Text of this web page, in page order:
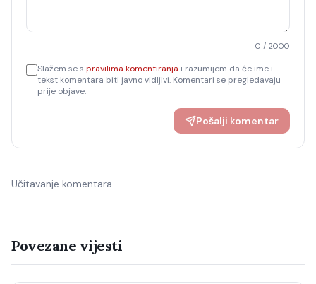
0 / 2000
Slažem se s pravilima komentiranja i razumijem da će ime i
tekst komentara biti javno vidljivi. Komentari se pregledavaju
prije objave.
Pošalji komentar
Učitavanje komentara…
Povezane vijesti